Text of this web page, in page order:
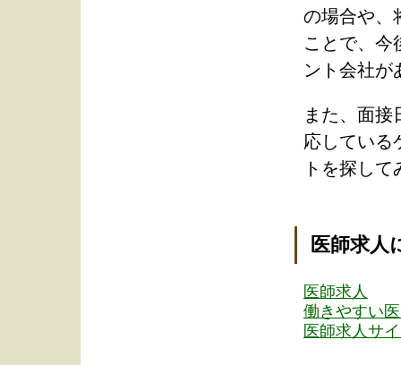
の場合や、
ことで、今
ント会社が
また、面
応している
トを探し
医師求人
医師求人
働きやすい
医師求人サ